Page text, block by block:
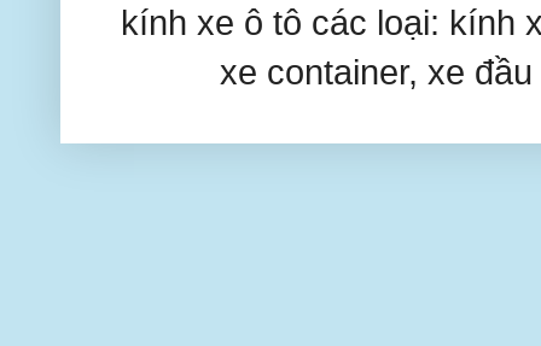
kính xe ô tô các loại: kính
xe container, xe